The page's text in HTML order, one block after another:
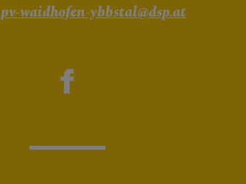
pv-waidhofen-ybbstal@dsp.at